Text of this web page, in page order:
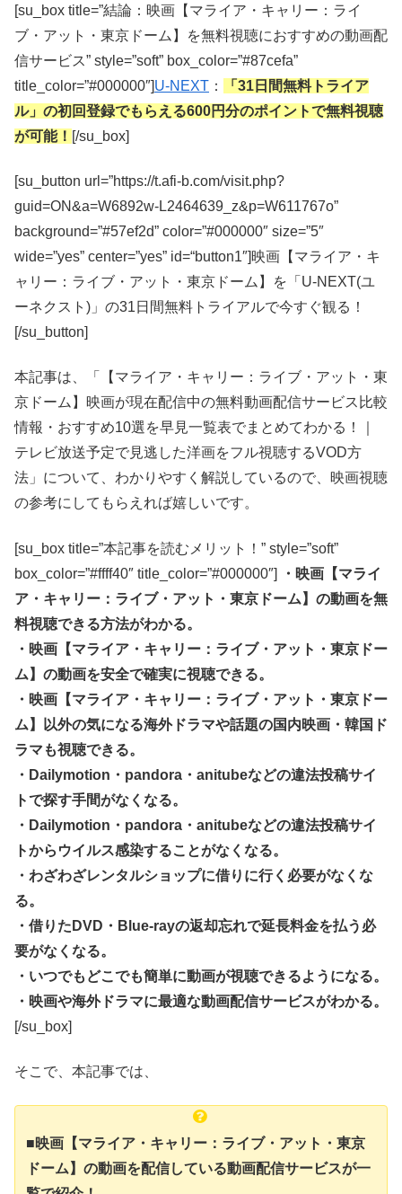
[su_box title=”結論：映画【マライア・キャリー：ライ
ブ・アット・東京ドーム】を無料視聴におすすめの動画配
信サービス” style=”soft” box_color=”#87cefa”
title_color=”#000000″]U-NEXT ：
「31日間無料トライア
ル」の初回登録でもらえる600円分のポイントで無料視聴
が可能！ [/su_box]
[su_button url=”https://t.afi-b.com/visit.php?
guid=ON&a=W6892w-L2464639_z&p=W611767o”
background=”#57ef2d” color=”#000000″ size=”5″
wide=”yes” center=”yes” id=“button1″]映画【マライア・キ
ャリー：ライブ・アット・東京ドーム】を「U-NEXT(ユ
ーネクスト)」の31日間無料トライアルで今すぐ観る！
[/su_button]
本記事は、「【マライア・キャリー：ライブ・アット・東
京ドーム】映画が現在配信中の無料動画配信サービス比較
情報・おすすめ10選を早見一覧表でまとめてわかる！｜
テレビ放送予定で見逃した洋画をフル視聴するVOD方
法」について、わかりやすく解説しているので、映画視聴
の参考にしてもらえれば嬉しいです。
[su_box title=”本記事を読むメリット！” style=”soft”
box_color=”#ffff40″ title_color=”#000000″]
・映画【マライ
ア・キャリー：ライブ・アット・東京ドーム】の動画を無
料視聴できる方法がわかる。
・映画【マライア・キャリー：ライブ・アット・東京ドー
ム】の動画を安全で確実に視聴できる。
・映画【マライア・キャリー：ライブ・アット・東京ドー
ム】以外の気になる海外ドラマや話題の国内映画・韓国ド
ラマも視聴できる。
・Dailymotion・pandora・anitubeなどの違法投稿サイ
トで探す手間がなくなる。
・Dailymotion・pandora・anitubeなどの違法投稿サイ
トからウイルス感染することがなくなる。
・わざわざレンタルショップに借りに行く必要がなくな
る。
・借りたDVD・Blue-rayの返却忘れで延長料金を払う必
要がなくなる。
・いつでもどこでも簡単に動画が視聴できるようになる。
・映画や海外ドラマに最適な動画配信サービスがわかる。
[/su_box]
そこで、本記事では、
■映画【マライア・キャリー：ライブ・アット・東京
ドーム】の動画を配信している動画配信サービスが一